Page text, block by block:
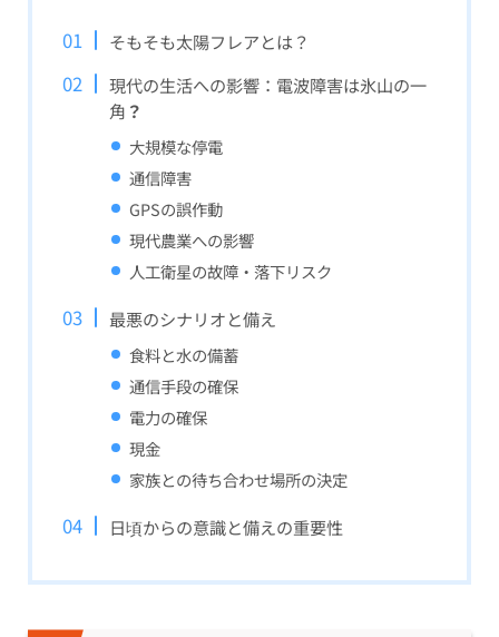
そもそも太陽フレアとは？
現代の生活への影響：電波障害は氷山の一
角 ？
大規模な停電
通信障害
GPSの誤作動
現代農業への影響
人工衛星の故障・落下リスク
最悪のシナリオと備え
食料と水の備蓄
通信手段の確保
電力の確保
現金
家族との待ち合わせ場所の決定
日頃からの意識と備えの重要性